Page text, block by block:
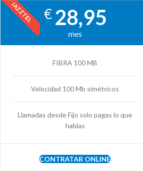
JAZZTEL € 28,95
mes
FIBRA 100 MB
Velocidad 100 Mb simétricos
Llamadas desde Fijo solo pagas lo que
hablas
CONTRATAR ONLINE